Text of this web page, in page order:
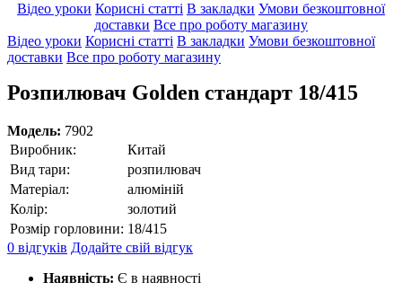
Відео уроки Корисні статті В закладки Умови безкоштовної
доставки Все про роботу магазину
Відео уроки Корисні статті В закладки Умови безкоштовної
доставки Все про роботу магазину
Розпилювач Golden стандарт 18/415
Модель: 7902
Виробник:
Китай
Вид тари:
розпилювач
Матеріал:
алюміній
Колір:
золотий
Розмір горловини: 18/415
0 відгуків Додайте свій відгук
Наявність: Є в наявності